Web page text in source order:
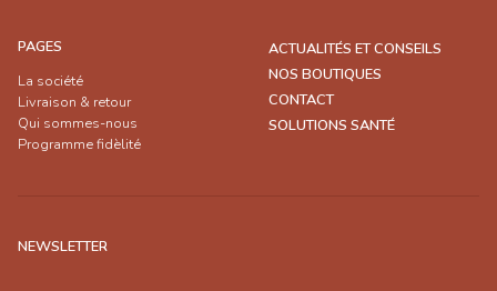
PAGES
La société
Livraison & retour
Qui sommes-nous
Programme fidèlité
ACTUALITÉS ET CONSEILS
NOS BOUTIQUES
CONTACT
SOLUTIONS SANTÉ
NEWSLETTER